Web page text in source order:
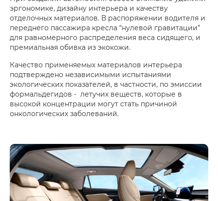
эргономике, дизайну интерьера и качеству
отделочных материалов. В распоряжении водителя и
переднего пассажира кресла “нулевой гравитации”
для равномерного распределения веса сидящего, и
премиальная обивка из экокожи.
Качество применяемых материалов интерьера
подтверждено независимыми испытаниями
экологических показателей, в частности, по эмиссии
формальдегидов - летучих веществ, которые в
высокой концентрации могут стать причиной
онкологических заболеваний.